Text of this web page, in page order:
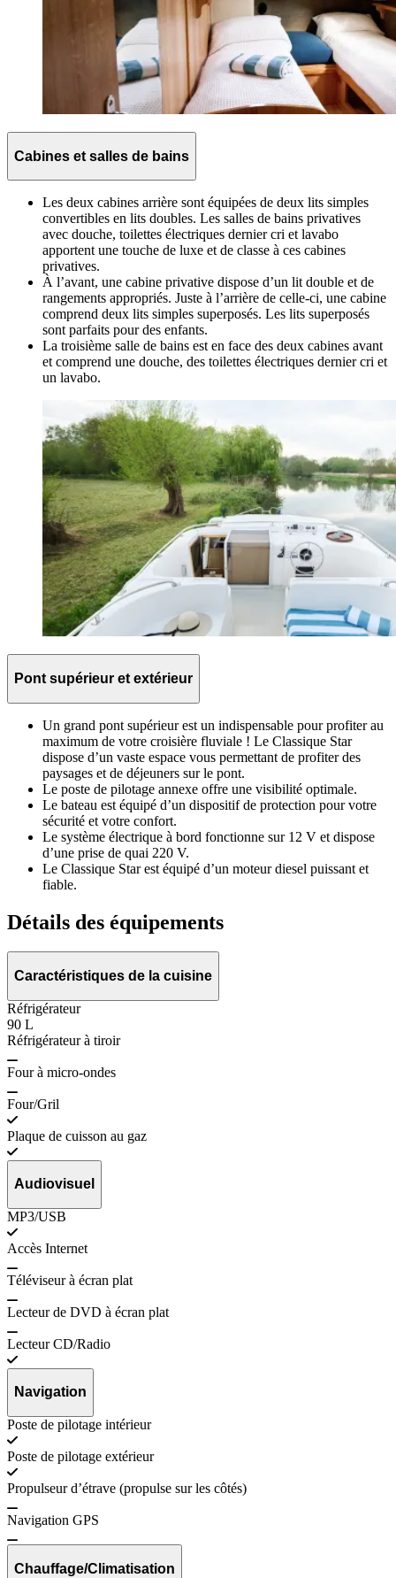
Cabines et salles de bains
Les deux cabines arrière sont équipées de deux lits simples
convertibles en lits doubles. Les salles de bains privatives
avec douche, toilettes électriques dernier cri et lavabo
apportent une touche de luxe et de classe à ces cabines
privatives.
À l’avant, une cabine privative dispose d’un lit double et de
rangements appropriés. Juste à l’arrière de celle-ci, une cabine
comprend deux lits simples superposés. Les lits superposés
sont parfaits pour des enfants.
La troisième salle de bains est en face des deux cabines avant
et comprend une douche, des toilettes électriques dernier cri et
un lavabo.
Pont supérieur et extérieur
Un grand pont supérieur est un indispensable pour profiter au
maximum de votre croisière fluviale ! Le Classique Star
dispose d’un vaste espace vous permettant de profiter des
paysages et de déjeuners sur le pont.
Le poste de pilotage annexe offre une visibilité optimale.
Le bateau est équipé d’un dispositif de protection pour votre
sécurité et votre confort.
Le système électrique à bord fonctionne sur 12 V et dispose
d’une prise de quai 220 V.
Le Classique Star est équipé d’un moteur diesel puissant et
fiable.
Détails des équipements
Caractéristiques de la cuisine
Réfrigérateur
90 L
Réfrigérateur à tiroir
Four à micro-ondes
Four/Gril
Plaque de cuisson au gaz
Audiovisuel
MP3/USB
Accès Internet
Téléviseur à écran plat
Lecteur de DVD à écran plat
Lecteur CD/Radio
Navigation
Poste de pilotage intérieur
Poste de pilotage extérieur
Propulseur d’étrave (propulse sur les côtés)
Navigation GPS
Chauffage/Climatisation